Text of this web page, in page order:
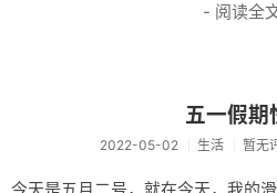
每日分
音乐
转
- 阅读全
五一假期
2022-05-02 生活 暂无